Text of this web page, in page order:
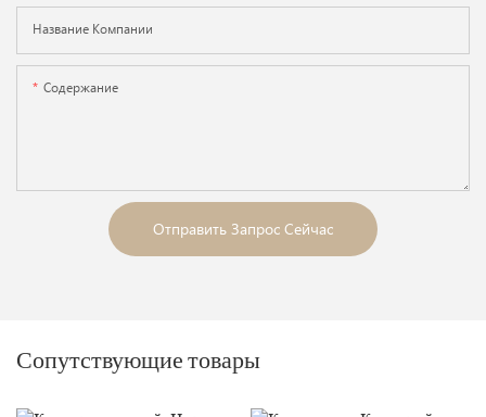
Название Компании
Содержание
Отправить Запрос Сейчас
Сопутствующие товары